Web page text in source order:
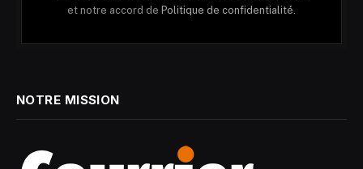
et notre accord de Politique de confidentialité.
NOTRE MISSION